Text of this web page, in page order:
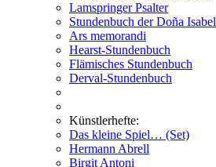
Lamspringer Psalter
Stundenbuch der Doña Isabel
Ars memorandi
Hearst-Stundenbuch
Flämisches Stundenbuch
Derval-Stundenbuch
Künstlerhefte:
Das kleine Spiel… (Set)
Hermann Abrell
Birgit Antoni